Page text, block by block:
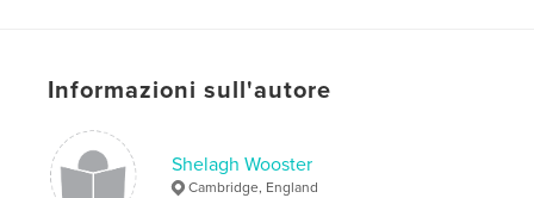
Informazioni sull'autore
Shelagh Wooster
Cambridge, England